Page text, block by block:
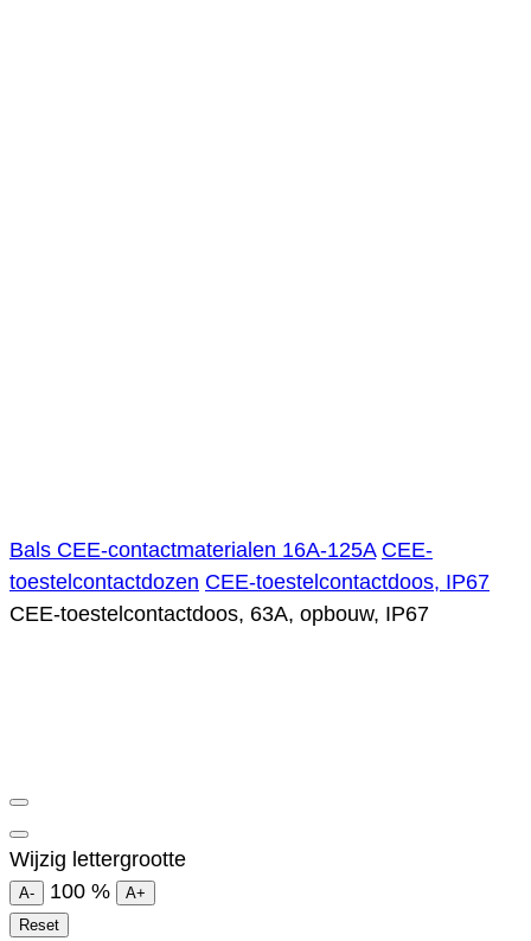
Bals CEE-contactmaterialen 16A-125A CEE-
toestelcontactdozen CEE-toestelcontactdoos, IP67
CEE-toestelcontactdoos, 63A, opbouw, IP67
Wijzig lettergrootte
A- 100 %
A+
Reset